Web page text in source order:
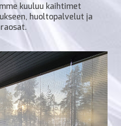
kuuluu kaihtimet
huoltopalvelut ja